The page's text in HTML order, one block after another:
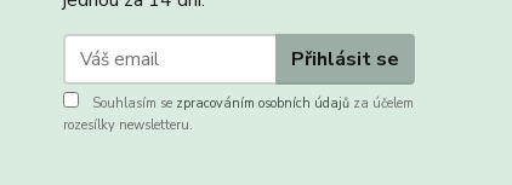
Přihlásit se
Souhlasím se zpracováním osobních údajů za účelem
rozesílky newsletteru.